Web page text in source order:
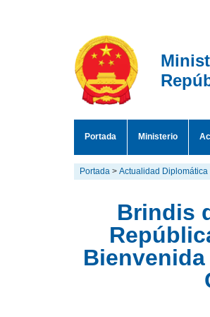
Portada Ministerio
Portada > Actualidad Diplomática
Brindis